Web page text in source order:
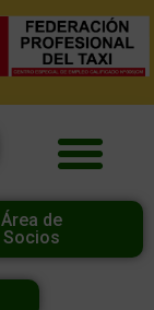
Área de
Socios